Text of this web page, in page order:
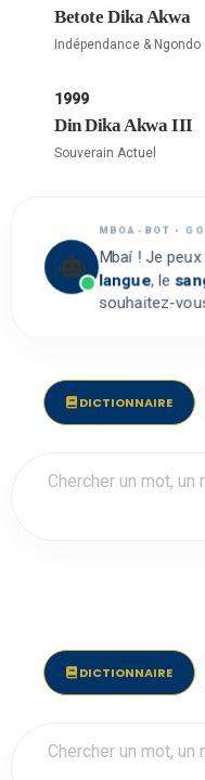
Betote Dika Akwa
Indépendance & Ngondo
1999
Din Dika Akwa III
Souverain Actuel
MBOA-BOT •
Mbaí ! Je
langue, le
souhaitez-
DICTIONNAIRE
DICTIONNAIRE